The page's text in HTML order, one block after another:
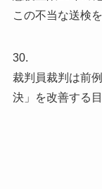
この不当な送検
30.
裁判員裁判は前
決」を改善する